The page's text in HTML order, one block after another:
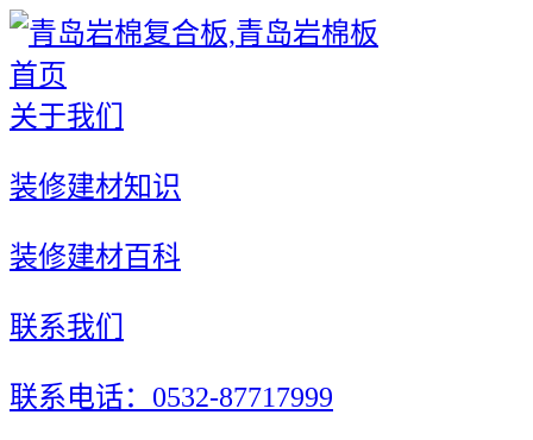
首页
关于我们
装修建材知识
装修建材百科
联系我们
联系电话：0532-87717999